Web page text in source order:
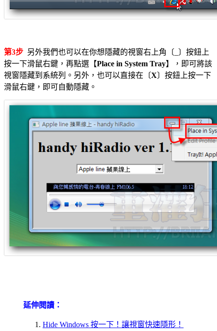
第3步 另外我們也可以在你想隱藏的視窗右上角〔_〕按鈕上
按一下滑鼠右鍵，再點選【Place in System Tray】，即可將該
視窗隱藏到系統列。另外，也可以直接在〔X〕按鈕上按一下
滑鼠右鍵，即可自動隱藏。
延伸閱讀：
Hide Windows 按一下！讓視窗快速隱形！